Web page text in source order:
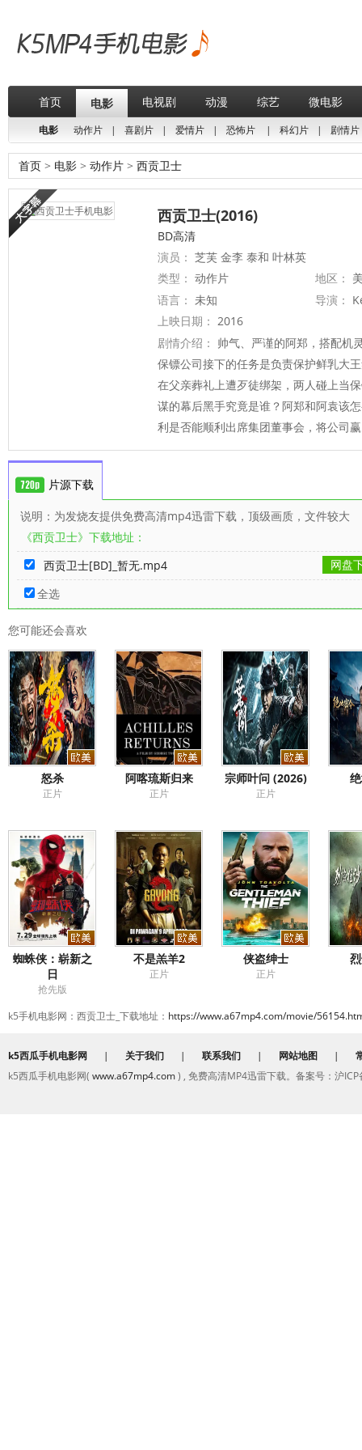
首页 电影 电视剧 动漫 综艺 微电影
电影 动作片 | 喜剧片 | 爱情片 | 恐怖片 | 科幻片 | 剧情片
首页 > 电影 > 动作片 > 西贡卫士
西贡卫士(2016)
BD高清
演员： 芝芙 金李 泰和 叶林英
类型： 动作片 地区：
语言： 未知 导演：
上映日期： 2016
剧情介绍： 帅气、严谨的阿郑，搭配机
保镖公司接下的任务是负责保护鲜乳大
在父亲葬礼上遭歹徒绑架，两人碰上当
谋的幕后黑手究竟是谁？阿郑和阿袁该
利是否能顺利出席集团董事会，将公司
片源下载
说明：为发烧友提供免费高清mp4迅雷下载，顶级画质，文件较大
《西贡卫士》下载地址：
西贡卫士[BD]_暂无.mp4
网盘
全选
您可能还会喜欢
怒杀
正片
阿喀琉斯归来
正片
宗师叶问 (2026)
正片
蜘蛛侠：崭新之
日
抢先版
不是羔羊2
正片
侠盗绅士
正片
k5手机电影网：西贡卫士_下载地址： https://www.a67mp4.com/movie/
k5西瓜手机电影网 | 关于我们 | 联系我们 | 网站地图 |
k5西瓜手机电影网( www.a67mp4.com) , 免费高清MP4迅雷下载。备案号：沪